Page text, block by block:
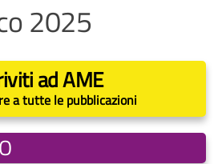
2025
ad AME
a tutte le pubblicazioni